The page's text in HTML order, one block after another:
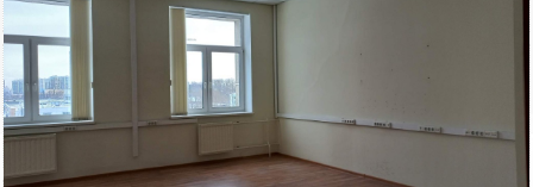
БЦ Глория Показать телефон